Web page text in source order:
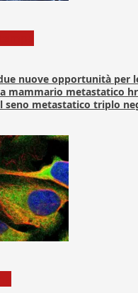
nuove opportunità per
mammario metastatico
seno metastatico triplo